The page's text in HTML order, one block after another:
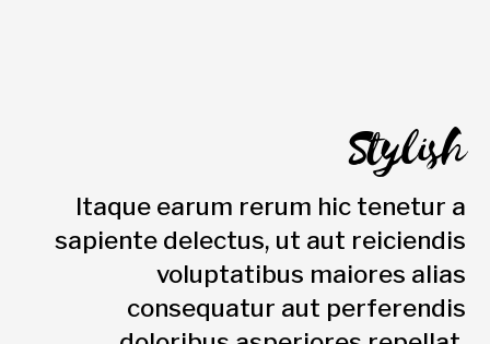
Stylish
Itaque earum rerum hic tenetur a
sapiente delectus, ut aut reiciendis
voluptatibus maiores alias
consequatur aut perferendis